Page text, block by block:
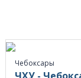
Чебоксары